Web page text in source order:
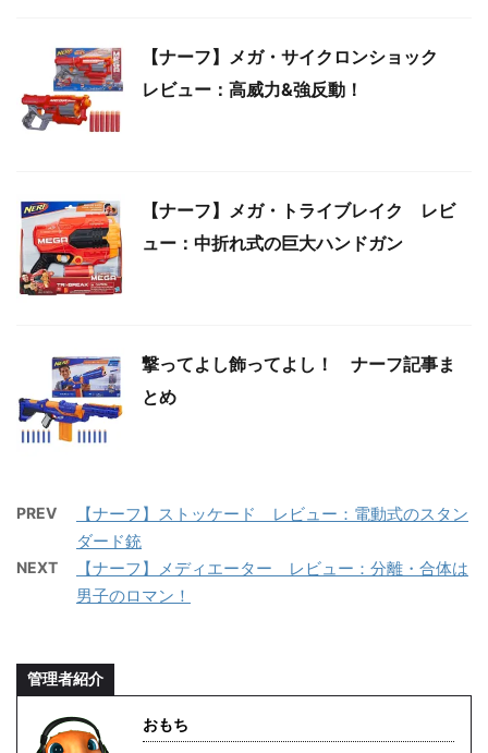
【ナーフ】メガ・サイクロンショック
レビュー：高威力&強反動！
【ナーフ】メガ・トライブレイク レビ
ュー：中折れ式の巨大ハンドガン
撃ってよし飾ってよし！ ナーフ記事ま
とめ
PREV
【ナーフ】ストッケード レビュー：電動式のスタン
ダード銃
NEXT
【ナーフ】メディエーター レビュー：分離・合体は
男子のロマン！
管理者紹介
おもち